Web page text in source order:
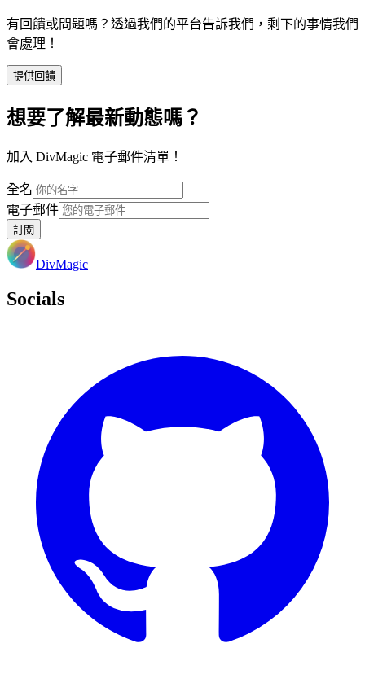
有回饋或問題嗎？透過我們的平台告訴我們，剩下的事情我們
會處理！
提供回饋
想要了解最新動態嗎？
加入 DivMagic 電子郵件清單！
全名
電子郵件
訂閱
DivMagic
Socials